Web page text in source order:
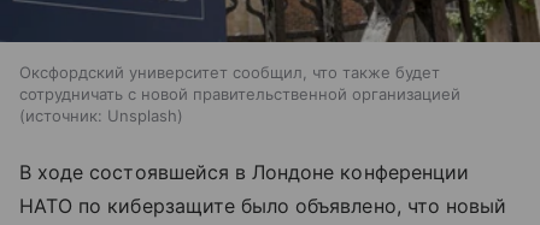
Оксфордский университет сообщил, что также будет
сотрудничать с новой правительственной организацией
источник: Unsplash
В ходе состоявшейся в Лондоне конференции
НАТО по киберзащите было объявлено, что новый